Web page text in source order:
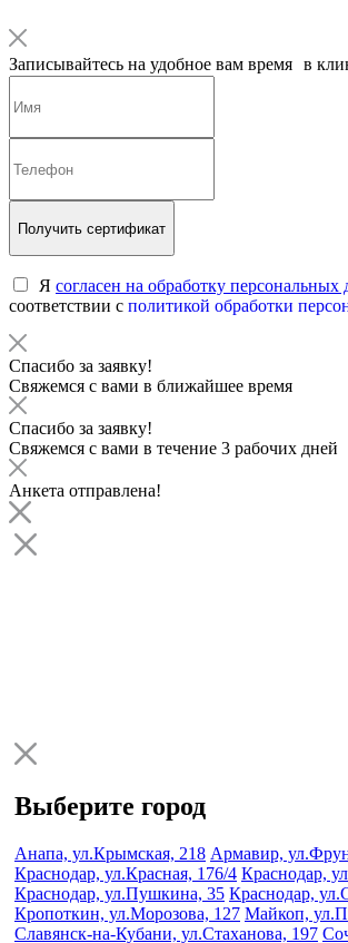
Записывайтесь на удобное вам время в
Получить сертификат
Я согласен на обработку персональных
соответствии с политикой обработки
Спасибо за заявку!
Свяжемся с вами в ближайшее время
Спасибо за заявку!
Свяжемся с вами в течение 3 рабочих дней
Анкета отправлена!
Выберите город
Анапа, ул.Крымская, 218 Армавир,
Краснодар, ул.Красная, 176/4 Краснодар,
Краснодар, ул.Пушкина, 35 Краснодар,
Кропоткин, ул.Морозова, 127 Майкоп,
Славянск-на-Кубани, ул.Стаханова, 197